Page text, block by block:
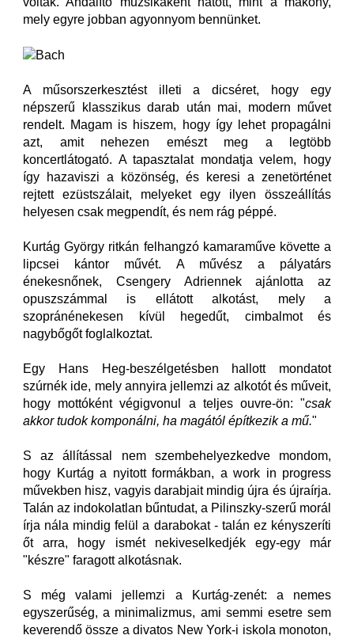
mely egyre jobban agyonnyom bennünket.
A műsorszerkesztést illeti a dicséret, hogy egy
népszerű klasszikus darab után mai, modern művet
rendelt. Magam is hiszem, hogy így lehet propagálni
azt, amit nehezen emészt meg a legtöbb
koncertlátogató. A tapasztalat mondatja velem, hogy
így hazaviszi a közönség, és keresi a zenetörténet
rejtett ezüstszálait, melyeket egy ilyen összeállítás
helyesen csak megpendít, és nem rág péppé.
Kurtág György ritkán felhangzó kamaraműve követte a
lipcsei kántor művét. A művész a pályatárs
énekesnőnek, Csengery Adriennek ajánlotta az
opuszszámmal is ellátott alkotást, mely a
szopránénekesen kívül hegedűt, cimbalmot és
nagybőgőt foglalkoztat.
Egy Hans Heg-beszélgetésben hallott mondatot
szúrnék ide, mely annyira jellemzi az alkotót és műveit,
hogy mottóként végigvonul a teljes ouvre-ön: "csak
akkor tudok komponálni, ha magától építkezik a mű."
S az állítással nem szembehelyezkedve mondom,
hogy Kurtág a nyitott formákban, a work in progress
művekben hisz, vagyis darabjait mindig újra és újraírja.
Talán az indokolatlan bűntudat, a Pilinszky-szerű morál
írja nála mindig felül a darabokat - talán ez kényszeríti
őt arra, hogy ismét nekiveselkedjék egy-egy már
"készre" faragott alkotásnak.
S még valami jellemzi a Kurtág-zenét: a nemes
egyszerűség, a minimalizmus, ami semmi esetre sem
keverendő össze a divatos New York-i iskola monoton,